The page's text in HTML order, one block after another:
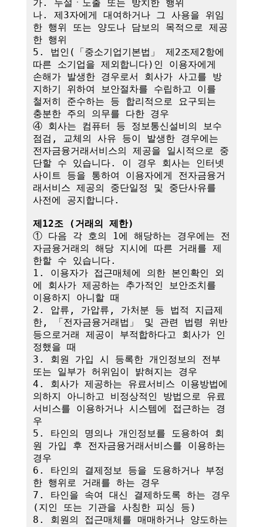
가. 누설ㆍ노출 또는 방치한 행위
나. 제3자에게 대여하거나 그 사용을 위임
한 행위 또는 양도나 담보의 목적으로 제공
한 행위
5. 법인(「중소기업기본법」 제2조제2항에
따른 소기업을 제외합니다)인 이용자에게
손해가 발생한 경우로서 회사가 사고를 방
지하기 위하여 보안절차를 수립하고 이를
철저히 준수하는 등 합리적으로 요구되는
충분한 주의 의무를 다한 경우
④ 회사는 컴퓨터 등 정보통신설비의 보수
점검, 교체의 사유 등이 발생한 경우에는
전자금융거래서비스의 제공을 일시적으로 중
단할 수 있습니다. 이 경우 회사는 인터넷
사이트 등을 통하여 이용자에게 전자금융거
래서비스 제공의 중단일정 및 중단사유를
사전에 공지합니다.
제12조 (거래의 제한)
① 다음 각 호의 1에 해당하는 경우에는 전
자금융거래의 해당 지시에 따른 거래를 제
한할 수 있습니다.
1. 이용자가 접근매체에 의한 본인확인 외
에 회사가 제공하는 추가적인 보안조치를
이용하지 아니할 때
2. 압류, 가압류, 가처분 등 법적 지급제
한, 「전자금융거래법」 및 관련 법령 위반
등으로거래 제공이 부적합하다고 회사가 인
정했을 때
3. 회원 가입 시 등록한 개인정보의 전부
또는 일부가 허위임이 밝혀지는 경우
4. 회사가 제공하는 유료서비스 이용방법에
의하지 아니하고 비정상적인 방법으로 유료
서비스를 이용하거나 시스템에 접근하는 경
우
5. 타인의 명의나 개인정보를 도용하여 회
원 가입 후 전자금융거래서비스를 이용하는
경우
6. 타인의 결제정보 등을 도용하거나 부정
한 행위로 거래를 하는 경우
7. 타인을 속여 대신 결제하도록 하는 경우
(지인 또는 기관을 사칭한 피싱 등)
8. 회원의 접근매체를 매매하거나 양도하는